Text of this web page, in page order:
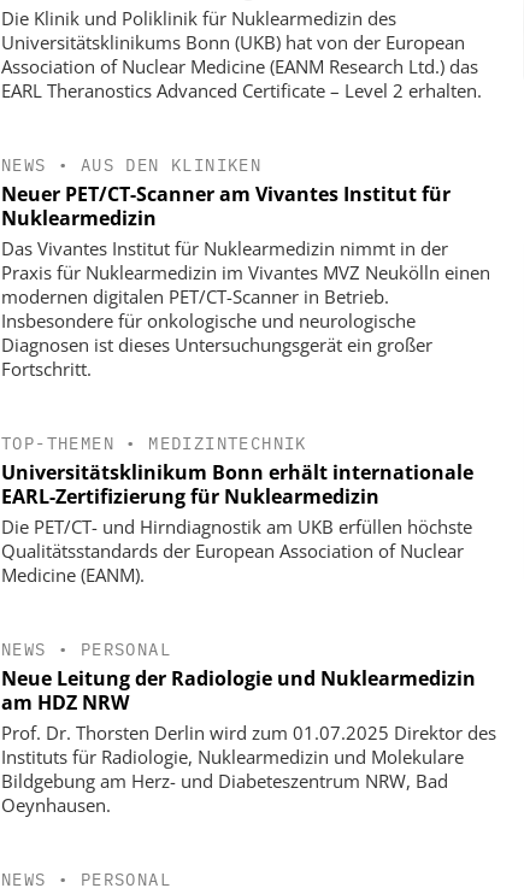
Die Klinik und Poliklinik für Nuklearmedizin des
Universitätsklinikums Bonn (UKB) hat von der European
Association of Nuclear Medicine (EANM Research Ltd.) das
EARL Theranostics Advanced Certificate – Level 2 erhalten.
NEWS • AUS DEN KLINIKEN
Neuer PET/CT-Scanner am Vivantes Institut für
Nuklearmedizin
Das Vivantes Institut für Nuklearmedizin nimmt in der
Praxis für Nuklearmedizin im Vivantes MVZ Neukölln einen
modernen digitalen PET/CT-Scanner in Betrieb.
Insbesondere für onkologische und neurologische
Diagnosen ist dieses Untersuchungsgerät ein großer
Fortschritt.
TOP-THEMEN • MEDIZINTECHNIK
Universitätsklinikum Bonn erhält internationale
EARL-Zertifizierung für Nuklearmedizin
Die PET/CT- und Hirndiagnostik am UKB erfüllen höchste
Qualitätsstandards der European Association of Nuclear
Medicine (EANM).
NEWS • PERSONAL
Neue Leitung der Radiologie und Nuklearmedizin
am HDZ NRW
Prof. Dr. Thorsten Derlin wird zum 01.07.2025 Direktor des
Instituts für Radiologie, Nuklearmedizin und Molekulare
Bildgebung am Herz- und Diabeteszentrum NRW, Bad
Oeynhausen.
NEWS • PERSONAL